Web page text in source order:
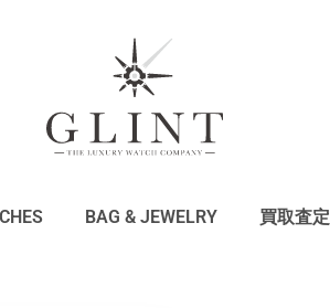
BAG & JEWELRY 買取査定